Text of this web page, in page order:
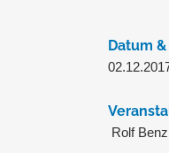
Datum
Rolf